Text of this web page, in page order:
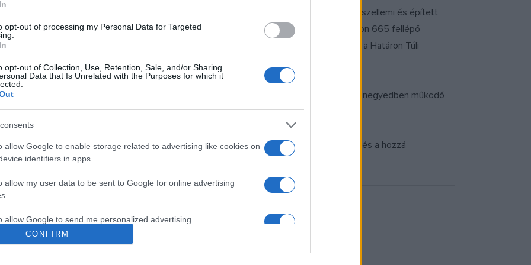
opt-out of processing my Personal Data for Targeted
opt-out of Collection, Use, Retention, Sale, and/or Sharing
Data that Is Unrelated with the Purposes for which it
allow Google to enable storage related to advertising like cookies on
identifiers in apps.
allow my user data to be sent to Google for online advertising
allow Google to send me personalized advertising.
allow Google to enable storage related to analytics like cookies on
CONFIRM
kapcsolatban elmondta: szeptember 7. és 23. között rendezik meg a Pécs szellemi és épített
múltra visszatekintő eseménysorozat vendégeinek szórakoztatásáról 72 programon 665 fellépő
napok, emellett Veterán Gépjármű Találkozóra, Európai bordalfesztiválra és a Határon Túli
egykori hétköznapjaival, a porcelángyártás fázisaival és betekintést nyerhetnek a negyedben működő
a Jégvirágünneppel jelentkezik. A téli fesztivál középpontjában a hideg évszak és a hozzá
Tervezik, hogy egy korcsolyapályát építenek a negyedben.